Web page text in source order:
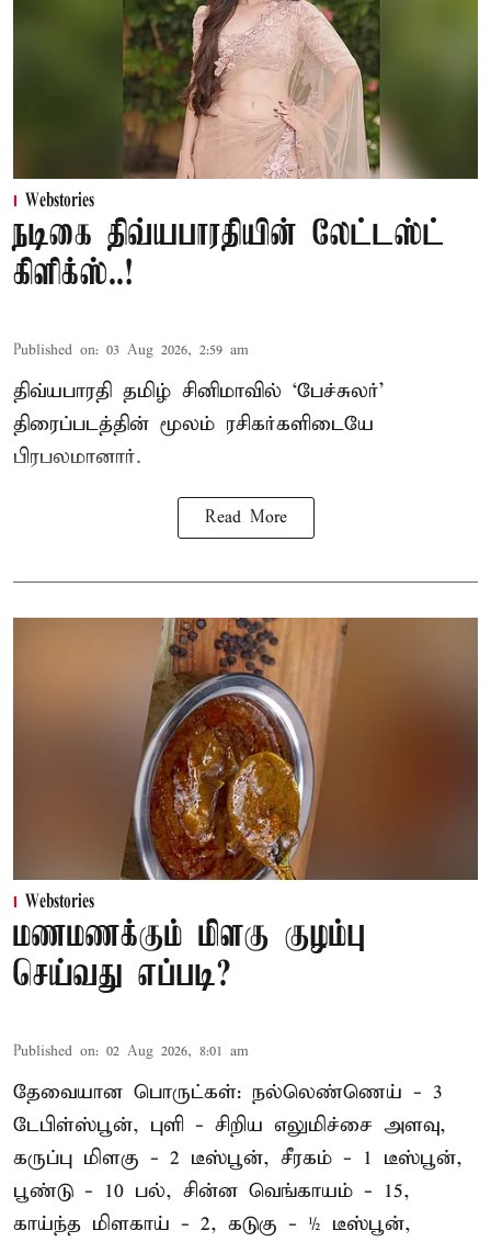
Webstories
நடிகை திவ்யபாரதியின் லேட்டஸ்ட்
கிளிக்ஸ்..!
Published on: 03 Aug 2026, 2:59 am
திவ்யபாரதி தமிழ் சினிமாவில் ‘பேச்சுலர்’
திரைப்படத்தின் மூலம் ரசிகர்களிடையே
பிரபலமானார்.
Read More
Webstories
மணமணக்கும் மிளகு குழம்பு
செய்வது எப்படி?
Published on: 02 Aug 2026, 8:01 am
தேவையான பொருட்கள்: நல்லெண்ணெய் - 3
டேபிள்ஸ்பூன், புளி - சிறிய எலுமிச்சை அளவு,
கருப்பு மிளகு - 2 டீஸ்பூன், சீரகம் - 1 டீஸ்பூன்,
பூண்டு - 10 பல், சின்ன வெங்காயம் - 15,
காய்ந்த மிளகாய் - 2, கடுகு - ½ டீஸ்பூன்,